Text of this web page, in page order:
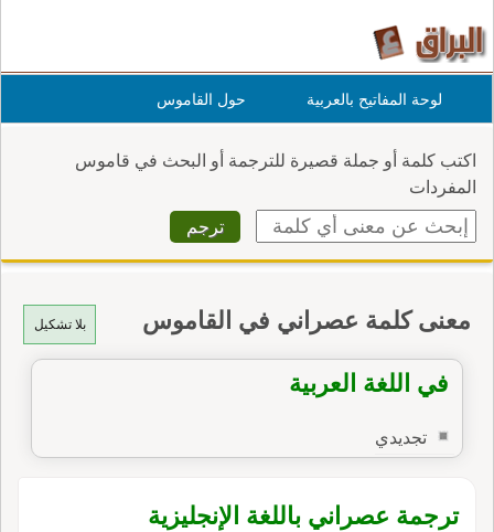
لوحة المفاتيح بالعربية حول القاموس
اكتب كلمة أو جملة قصيرة للترجمة أو البحث في قاموس
المفردات
بلا تشكيل معنى كلمة عصراني في القاموس
في اللغة العربية
تجديدي
ترجمة عصراني باللغة الإنجليزية